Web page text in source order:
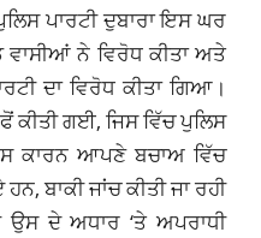
ਪਾਰਟੀ ਦੁਬਾਰਾ ਇਸ ਘਰ
ਵਾਸੀਆਂ ਨੇ ਵਿਰੋਧ ਕੀਤਾ ਅਤੇ
ਦਾ ਵਿਰੋਧ ਕੀਤਾ ਗਿਆ।
ਕੀਤੀ ਗਈ, ਜਿਸ ਵਿੱਚ ਪੁਲਿਸ
ਕਾਰਨ ਆਪਣੇ ਬਚਾਅ ਵਿੱਚ
ਬਾਕੀ ਜਾਂਚ ਕੀਤੀ ਜਾ ਰਹੀ
ਉਸ ਦੇ ਅਧਾਰ ‘ਤੇ ਅਪਰਾਧੀ